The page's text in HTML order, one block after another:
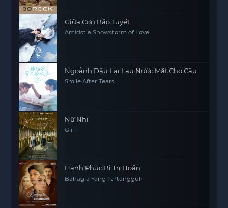
Giữa Cơn Bão Tuyết
Amidst a Snowstorm of Love
Ngoảnh Đầu Lại Lau Nước Mắt Cho Cậu
Smile After Tears
Nữ Nhi
Girl
Hạnh Phúc Bị Trì Hoãn
Bahagia Yang Tertangguh